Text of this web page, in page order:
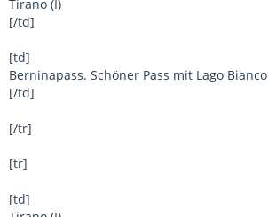
Tirano (I)
[/td]
[td]
Berninapass. Schöner Pass mit Lago Bianco
[/td]
[/tr]
[tr]
[td]